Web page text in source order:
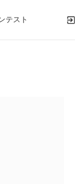
テスト